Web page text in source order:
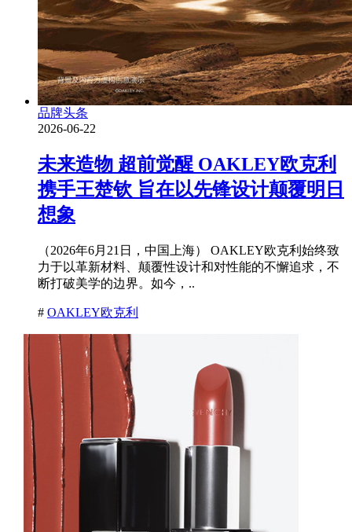
品牌头条
2026-06-22
未来造物 超前觉醒 OAKLEY欧克利
携手王楚钦 旨在以先锋设计颠覆明日
想象
（2026年6月21日，中国上海） OAKLEY欧克利始终致
力于以革新材料、颠覆性设计和对性能的不懈追求，不
断打破美学的边界。如今，..
# OAKLEY欧克利